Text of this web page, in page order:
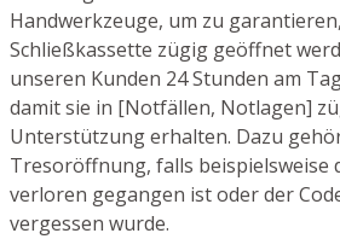
Handwerkzeuge, um zu
Schließkassette zügig geöffnet
unseren Kunden 24 Stunden am
damit sie in [Notfällen, Notlagen]
Unterstützung erhalten. Dazu
Tresoröffnung, falls beispielsweise
verloren gegangen ist oder der
vergessen wurde.